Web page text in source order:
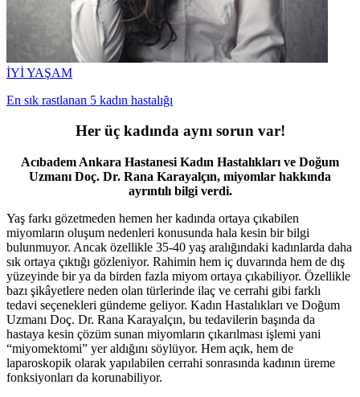
İYİ YAŞAM
En sık rastlanan 5 kadın hastalığı
Her üç kadında aynı sorun var!
Acıbadem Ankara Hastanesi Kadın Hastalıkları ve Doğum
Uzmanı Doç. Dr. Rana Karayalçın, miyomlar hakkında
ayrıntılı bilgi verdi.
Yaş farkı gözetmeden hemen her kadında ortaya çıkabilen
miyomların oluşum nedenleri konusunda hala kesin bir bilgi
bulunmuyor. Ancak özellikle 35-40 yaş aralığındaki kadınlarda daha
sık ortaya çıktığı gözleniyor. Rahimin hem iç duvarında hem de dış
yüzeyinde bir ya da birden fazla miyom ortaya çıkabiliyor. Özellikle
bazı şikâyetlere neden olan türlerinde ilaç ve cerrahi gibi farklı
tedavi seçenekleri gündeme geliyor. Kadın Hastalıkları ve Doğum
Uzmanı Doç. Dr. Rana Karayalçın, bu tedavilerin başında da
hastaya kesin çözüm sunan miyomların çıkarılması işlemi yani
“miyomektomi” yer aldığını söylüyor. Hem açık, hem de
laparoskopik olarak yapılabilen cerrahi sonrasında kadının üreme
fonksiyonları da korunabiliyor.